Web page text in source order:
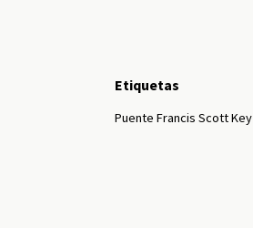
Etiquetas
Puente Francis Scott Key